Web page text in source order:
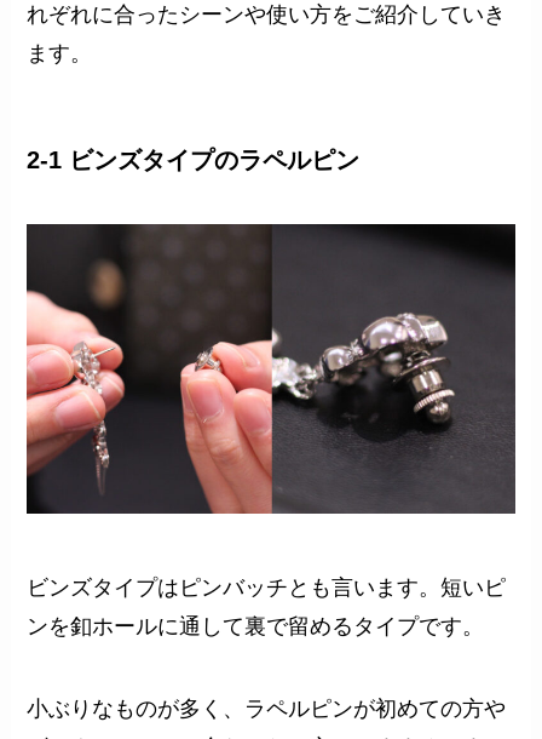
れぞれに合ったシーンや使い方をご紹介していき
ます。
2-1 ビンズタイプのラペルピン
ビンズタイプはピンバッチとも言います。短いピ
ンを釦ホールに通して裏で留めるタイプです。
小ぶりなものが多く、ラペルピンが初めての方や